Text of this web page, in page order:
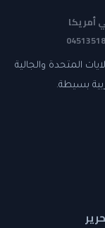
أمريكا
المتحدة والجالية
بسيطة.